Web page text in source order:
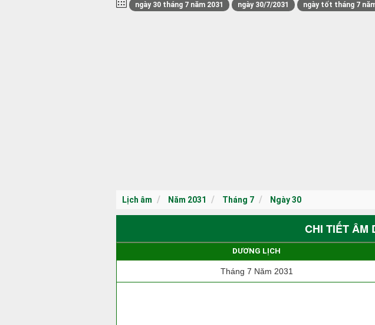
ngày 30 tháng 7 năm 2031 ngày 30/7/2031 ngày tốt tháng 7
Lịch âm Năm 2031 Tháng 7 Ngày 30
CHI TIẾT ÂM
DƯƠNG LỊCH
Tháng 7 Năm 2031